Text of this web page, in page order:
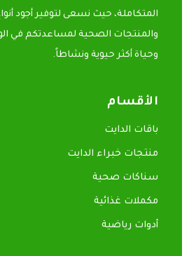
المتكاملة، حيث نسعى لتوفير أجود
والمنتجات الصحية لمساعدتكم في
وحياة أكثر حيوية ونشاطاً.
الأقسام
باقات الدايت
منتجات خبراء الدايت
سناكات صحية
مكملات غذائية
أدوات رياضية